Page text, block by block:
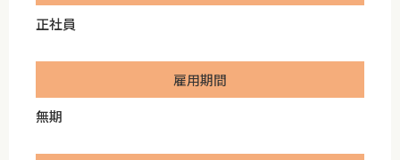
正社員
雇用期間
無期